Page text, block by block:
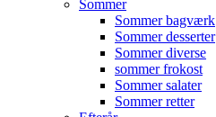
Sommer
Sommer bagværk
Sommer desserter
Sommer diverse
sommer frokost
Sommer salater
Sommer retter